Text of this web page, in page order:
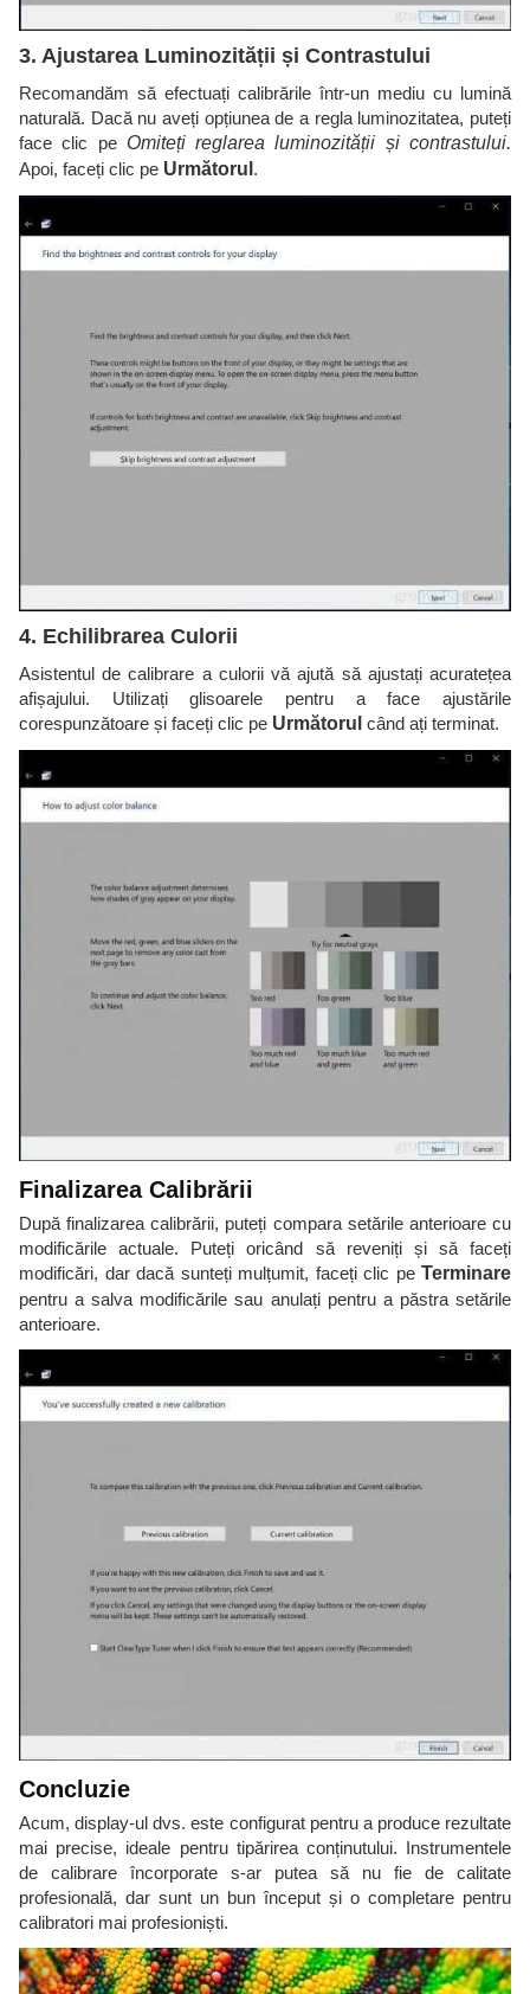
3. Ajustarea Luminozității și Contrastului
Recomandăm să efectuați calibrările într-un mediu cu lumină
naturală. Dacă nu aveți opțiunea de a regla luminozitatea, puteți
face clic pe Omiteți reglarea luminozității și contrastului.
Apoi, faceți clic pe Următorul .
4. Echilibrarea Culorii
Asistentul de calibrare a culorii vă ajută să ajustați acuratețea
afișajului. Utilizați glisoarele pentru a face ajustările
corespunzătoare și faceți clic pe Următorul când ați terminat.
Finalizarea Calibrării
După finalizarea calibrării, puteți compara setările anterioare cu
modificările actuale. Puteți oricând să reveniți și să faceți
modificări, dar dacă sunteți mulțumit, faceți clic pe Terminare
pentru a salva modificările sau anulați pentru a păstra setările
anterioare.
Concluzie
Acum, display-ul dvs. este configurat pentru a produce rezultate
mai precise, ideale pentru tipărirea conținutului. Instrumentele
de calibrare încorporate s-ar putea să nu fie de calitate
profesională, dar sunt un bun început și o completare pentru
calibratori mai profesioniști.